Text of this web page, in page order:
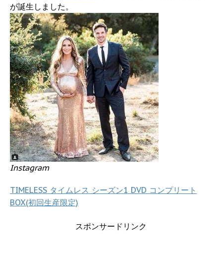
が誕生しました。
Instagram
TIMELESS タイムレス シーズン1 DVD コンプリート
BOX(初回生産限定)
スポンサードリンク